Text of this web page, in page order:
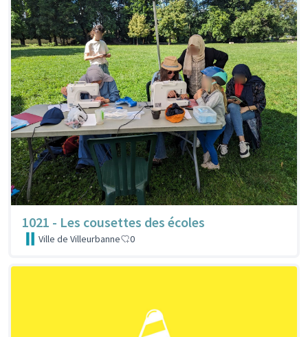
1021 - Les cousettes des écoles
Ville de Villeurbanne 0